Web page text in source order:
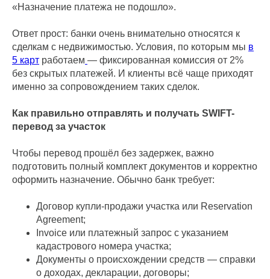
«Назначение платежа не подошло».
Ответ прост: банки очень внимательно относятся к
сделкам с недвижимостью. Условия, по которым мы в
5 карт работаем — фиксированная комиссия от 2%
без скрытых платежей. И клиенты всё чаще приходят
именно за сопровождением таких сделок.
Как правильно отправлять и получать SWIFT-
перевод за участок
Чтобы перевод прошёл без задержек, важно
подготовить полный комплект документов и корректно
оформить назначение. Обычно банк требует:
Договор купли-продажи участка или Reservation
Agreement;
Invoice или платежный запрос с указанием
кадастрового номера участка;
Документы о происхождении средств — справки
о доходах, декларации, договоры;